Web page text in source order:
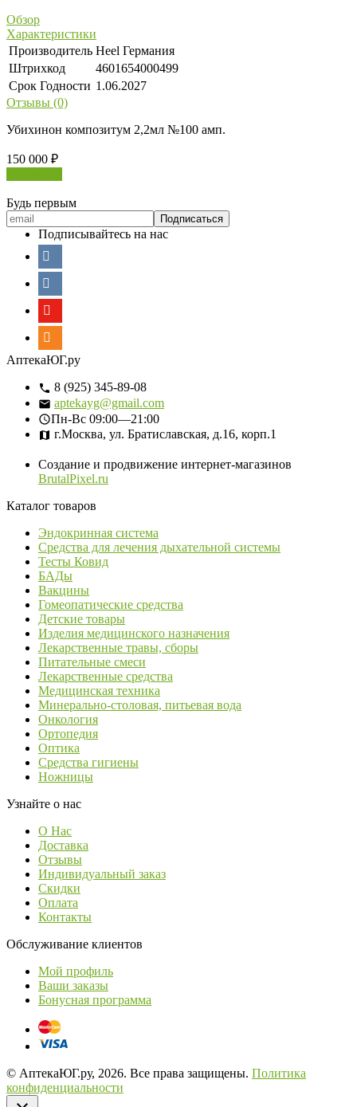
Обзор
Характеристики
Производитель Heel Германия
Штрихкод
4601654000499
Срок Годности 1.06.2027
Отзывы (0)
Убихинон композитум 2,2мл №100 амп.
150 000 ₽
Будь первым
Подписывайтесь на нас
АптекаЮГ.ру
8 (925) 345-89-08
aptekayg@gmail.com
Пн-Вс 09:00—21:00
г.Москва, ул. Братиславская, д.16, корп.1
Создание и продвижение интернет-магазинов
BrutalPixel.ru
Каталог товаров
Эндокринная система
Средства для лечения дыхательной системы
Тесты Ковид
БАДы
Вакцины
Гомеопатические средства
Детские товары
Изделия медицинского назначения
Лекарственные травы, сборы
Питательные смеси
Лекарственные средства
Медицинская техника
Минерально-столовая, питьевая вода
Онкология
Ортопедия
Оптика
Средства гигиены
Ножницы
Узнайте о нас
О Нас
Доставка
Отзывы
Индивидуальный заказ
Скидки
Оплата
Контакты
Обслуживание клиентов
Мой профиль
Ваши заказы
Бонусная программа
© АптекаЮГ.ру, 2026. Все права защищены. Политика
конфиденциальности